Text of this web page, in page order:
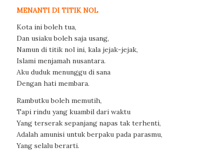
MENANTI DI TITIK NOL
Kota ini boleh tua,
Dan usiaku boleh saja usang,
Namun di titik nol ini, kala jejak-jejak,
Islami menjamah nusantara.
Aku duduk menunggu di sana
Dengan hati membara.
Rambutku boleh memutih,
Tapi rindu yang kuambil dari waktu
Yang terserak sepanjang napas tak terhenti,
Adalah amunisi untuk berpaku pada parasmu,
Yang selalu berarti.